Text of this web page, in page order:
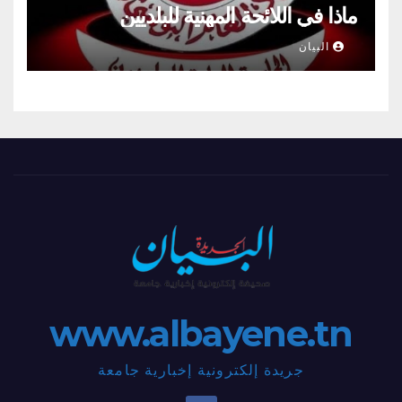
ماذا في اللائحة المهنية للبلديين
البيان
www.albayene.tn
جريدة إلكترونية إخبارية جامعة